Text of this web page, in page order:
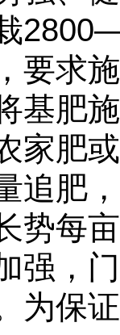
要求
基肥
家肥
追肥
势每
强，
为保